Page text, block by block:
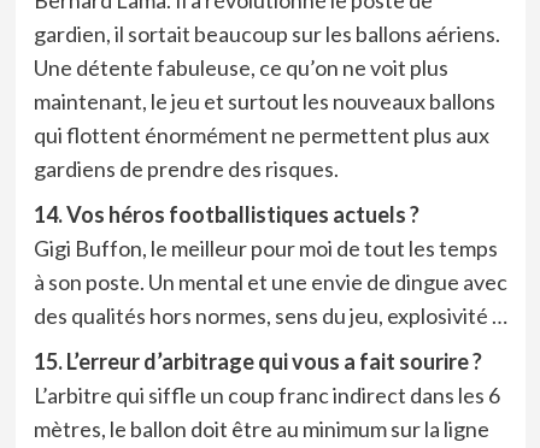
gardien, il sortait beaucoup sur les ballons aériens.
Une détente fabuleuse, ce qu’on ne voit plus
maintenant, le jeu et surtout les nouveaux ballons
qui flottent énormément ne permettent plus aux
gardiens de prendre des risques.
14. Vos héros footballistiques actuels ?
Gigi Buffon, le meilleur pour moi de tout les temps
à son poste. Un mental et une envie de dingue avec
des qualités hors normes, sens du jeu, explosivité …
15. L’erreur d’arbitrage qui vous a fait sourire ?
L’arbitre qui siffle un coup franc indirect dans les 6
mètres, le ballon doit être au minimum sur la ligne